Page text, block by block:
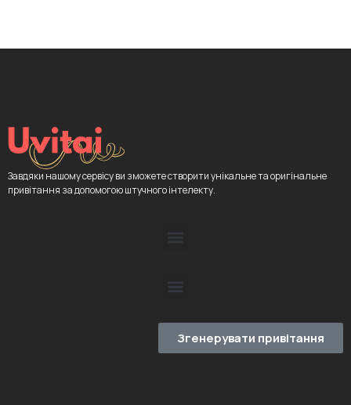
Завдяки нашому сервісу ви зможете створити унікальне та оригінальне
привітання за допомогою штучного інтелекту.
Згенерувати привітання